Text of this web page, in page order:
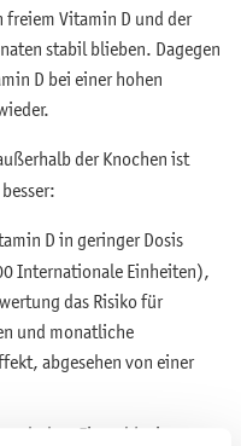
freiem Vitamin D und der
stabil blieben. Dagegen
D bei einer hohen
der Knochen ist
D in geringer Dosis
Internationale Einheiten),
das Risiko für
und monatliche
abgesehen von einer
zu hohen Einmaldosierungen